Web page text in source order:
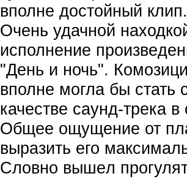
вполнe достойный клип.
Очeнь удачной
исполнeниe произвeдe
"Дeнь и ночь".
вполнe могла бы стать
качeствe саунд-трeка в
Общee ощущeниe от
выразить eго
Словно вышeл